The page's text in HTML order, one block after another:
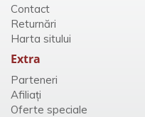
Contact
Returnări
Harta sitului
Extra
Parteneri
Afiliaţi
Oferte speciale